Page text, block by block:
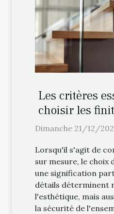
Les critères
choisir les
escalier
Dimanche 21/12/
Lorsqu'il s'agit de
sur mesure, le choix
une signification
détails déterminent
l'esthétique, mais
la sécurité de